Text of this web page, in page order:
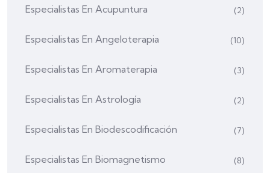
Especialistas En Acupuntura (2)
Especialistas En Angeloterapia (10)
Especialistas En Aromaterapia (3)
Especialistas En Astrología (2)
Especialistas En Biodescodificación (7)
Especialistas En Biomagnetismo (8)